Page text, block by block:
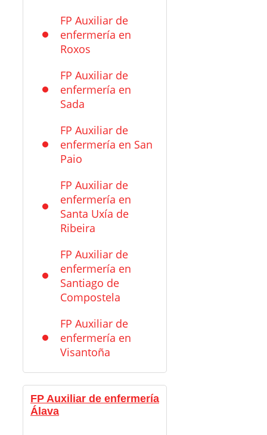
FP Auxiliar de
enfermería en
Roxos
FP Auxiliar de
enfermería en
Sada
FP Auxiliar de
enfermería en San
Paio
FP Auxiliar de
enfermería en
Santa Uxía de
Ribeira
FP Auxiliar de
enfermería en
Santiago de
Compostela
FP Auxiliar de
enfermería en
Visantoña
FP Auxiliar de enfermería
Álava